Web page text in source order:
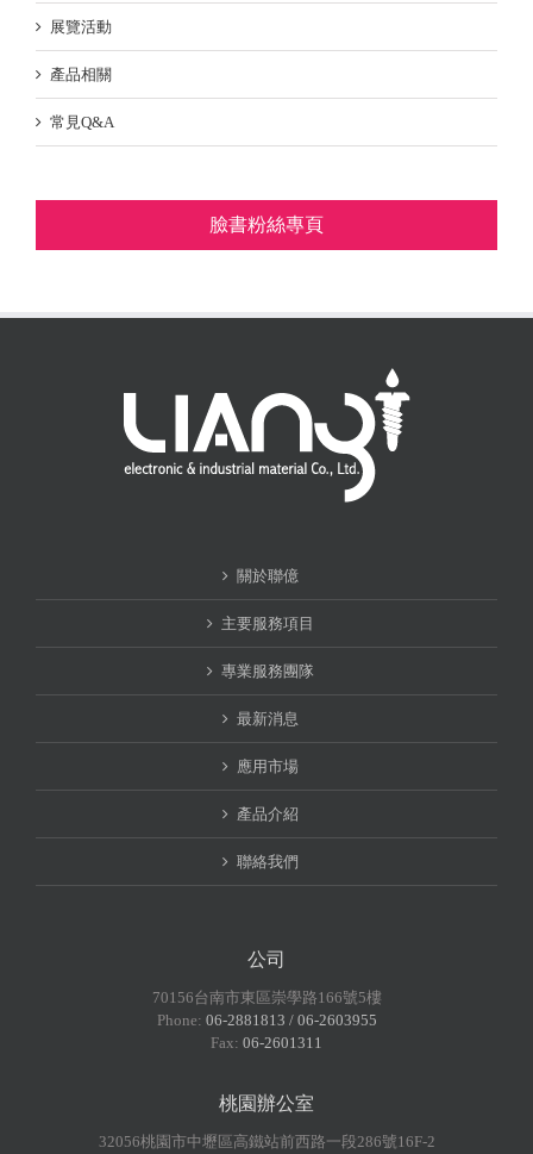
展覽活動
產品相關
常見Q&A
臉書粉絲專頁
關於聯億
主要服務項目
專業服務團隊
最新消息
應用市場
產品介紹
聯絡我們
公司
70156台南市東區崇學路166號5樓
Phone: 06-2881813 / 06-2603955
Fax: 06-2601311
桃園辦公室
32056桃園市中壢區高鐵站前西路一段286號16F-2